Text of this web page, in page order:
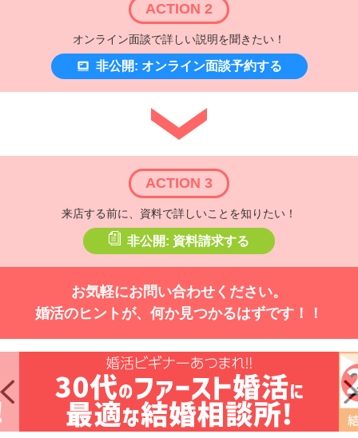
ACTION 2
オンライン面談で詳しい説明を聞きたい！
非公開: オンライン面談予約する
ACTION 3
来店する前に、資料で詳しいことを知りたい！
非公開: 資料請求する
お気軽にお問い合わせください。
婚活のヒントが、何か見つかるはずです！！